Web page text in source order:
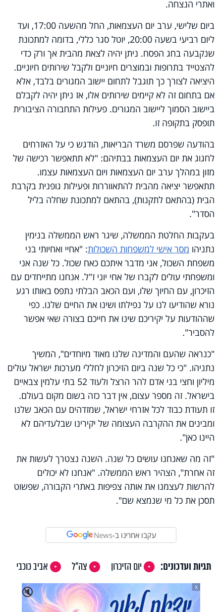
ואתרי הנצחה.
ביום שלישי, ערב יום העצמאות, החל מהשעה 17:00, ועד
ליום רביעי בשעה 20:00, יוטל סגר כללי, בדומה למתכונת
שנקבעה בחג הפסח. ניתן יהיה לצאת מהבית אך ורק כדי
להצטייד בתרופות ובמוצרים חיוניים ולקבל שירותים חיוניים.
היציאה לצורך כך תוגבל לתחום יישוב המגורים בלבד, אלא
אם בתחום זה לא קיימים שירותים אלו, אז ניתן יהיה לקבלם
ביישוב הסמוך ליישוב המגורים. פעילות התחבורה הציבורית
תופסק בתקופה זו.
בהודעה שפרסם משרד הבריאות, הודגש כי על האזרחים
לחגוג את יום העצמאות בבתיהם: "לא תתאפשר רכישה של
מזון במהלך ערב יום העצמאות ויום העצמאות עצמו.
תתאפשר יציאה מהבית להתאווררות ופעילות גופנית בקרבת
הבית (בהתאם לתקנות), בהתאם למתכונת שחלה בליל
הסדר".
בעקבות החלטת הממשלה, שיגר ראש הממשלה בנימין
נתניהו מסר אישי למשפחות השכולות: "אחיי ואחיותי בני
משפחת השכול, אני מדבר איתכם כאח שכול. כל שנה אני
ומשפחתי עולים לקברו של אחי יוני ז"ל. אנחנו מתייחדים עם
הזיכרון, עם החיוך שלו, ועם הכאב הבלתי נתפס באותו רגע
נורא שהודיעו לנו על נפילתו ושינו את החיים שלנו. כפי
שההודעות על יקיריכם שינו את חייכם בצורה שאי אפשר
להסביר".
"כנראה שהעם והמדינה שלנו מאוד מיוחדים", המשיך
נתניהו. "כי כל שנה ביום הזיכרון לחללי מערכות ישראל עולים
מיליון וחצי בני אדם להר הרצל ולעוד 52 בתי עלמין צבאיים
בישראל. זה מספר עצום, אין דבר כזה בשום מקום בעולם.
זו תעודת כבוד לכל אזרחי ישראל, שמזדהים עם הכאב שלנו
ומבינים את ההקרבה העצומה של יקירינו שבלעדיהם לא
היינו כאן".
"זה מה שאנחנו עושים כל שנה. השנה נצטרך לעשות את
זה אחרת", הצהיר ראש הממשלה. "אנחנו לא יכולים
להרשות לעצמנו את אותה צפיפות באתרי הקבורה, שפשוט
תסכן את כל מי שנמצא שם".
עקבו אחרינו ב-News
תגיות ועדכונים: יום הזיכרון צה"ל
אביב כוכבי
🔇
X